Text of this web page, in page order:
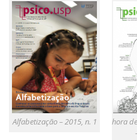
Alfabetização – 2015, n. 1
hora